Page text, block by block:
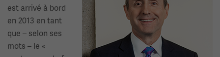
est arrivé à bord
en 2013 en tant
que – selon ses
mots – le «